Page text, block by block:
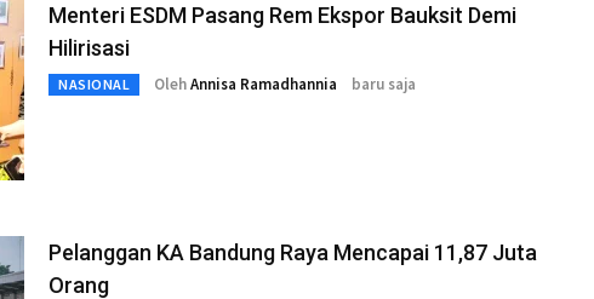
Menteri ESDM Pasang Rem Ekspor Bauksit Demi
Hilirisasi
NASIONAL OlehAnnisa Ramadhannia baru saja
Pelanggan KA Bandung Raya Mencapai 11,87 Juta
Orang